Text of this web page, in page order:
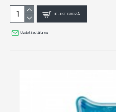
IELIKT GROZĀ
Uzdot jautājumu